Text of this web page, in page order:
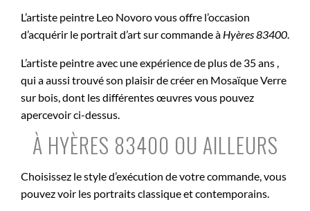
L’artiste peintre Leo Novoro vous offre l’occasion
d’acquérir le portrait d’art sur commande à Hyères 83400.
L’artiste peintre avec une expérience de plus de 35 ans ,
qui a aussi trouvé son plaisir de créer en Mosaïque Verre
sur bois, dont les différentes œuvres vous pouvez
apercevoir ci-dessus.
À HYÈRES 83400 OU AILLEURS
Choisissez le style d’exécution de votre commande, vous
pouvez voir les portraits classique et contemporains.